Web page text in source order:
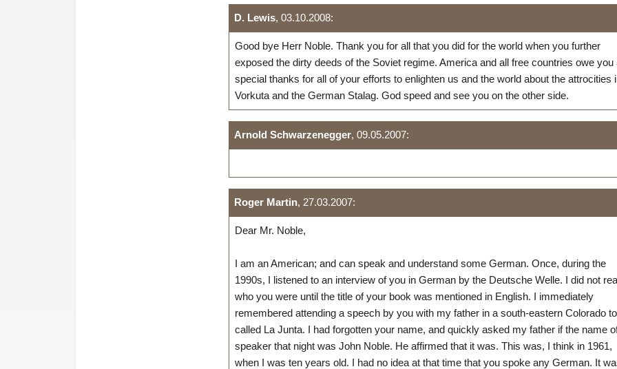
D. Lewis, 03.10.2008:
Good bye Herr Noble. Thank you for all that you did for the world when you further
exposed the dirty deeds of the Soviet regime. America and all free countries owe you
special thanks for all of your efforts to enlighten us and the world about the attrocities
Vorkuta and the German Stalag. God speed and see you on the other side.
Arnold Schwarzenegger, 09.05.2007:
Roger Martin, 27.03.2007:
Dear Mr. Noble,
I am an American; and can speak and understand some German. Once, during the
1990s, I listened to an interview of you in German by the Deutsche Welle. I did not
who you were until the title of your book was mentioned in English. I immediately
remembered attending a speech by you with my father in a south-eastern Colorado
called La Junta. I had forgotten your name, and quickly asked my father if the name
speaker that night was John Noble. He affirmed that it was. This was, I think in 1961,
when I was ten years old. I had no idea at that time that you spoke any German. It